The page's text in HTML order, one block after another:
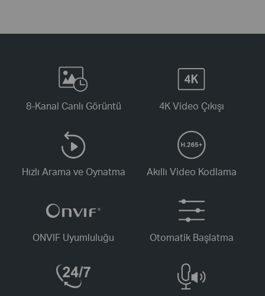
8-Kanal Canlı Görüntü 4K Video Çıkışı
Hızlı Arama ve Oynatma Akıllı Video Kodlama
ONVIF Uyumluluğu Otomatik Başlatma